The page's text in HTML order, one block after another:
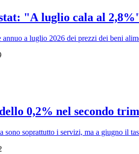
"A luglio cala al
a luglio 2026 dei prezzi dei beni
0,2% nel secondo
sono soprattutto i servizi, ma a giugno il